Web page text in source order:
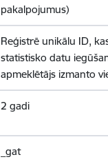
pakalpojumus)
Reģistrē unikālu ID,
statistisko datu
apmeklētājs izmanto
2 gadi
_gat